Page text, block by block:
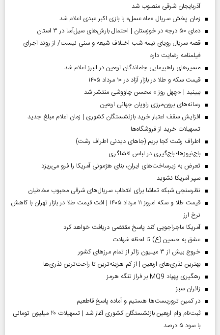
آذربایجان شرقی منصوب شد
زمان پخش سریال «ماه عسل» با بازی اکبر عبدی اعلام شد
دمای ۵۰ درجه در خوزستان | احتمال بارش‌های سیل‌آسا در ۳ استان
قصه سریال رویای نیمه شب اختلاف شیعه و سنی نیست/ از روند اجرای
فیلمنامه رضایت دارم
مسیر‌های راهپیمایی جاماندگان اربعین در البرز اعلام شد
قیمت سکه و طلا در بازار آزاد در ۱۰ مرداد ۱۴۰۵
ببینید | «چهل روز » محسن چاووشی منتشر شد
رسانه‌های برون‌مرزی راویان جهانی اربعین
افزایش سقف اعتبار خرید بازنشستگان کشوری | زمان اعلام مبلغ جدید
تسهیلات خرید از فروشگاه‌ها
اطراف رشت کجا بریم (جاهای دیدنی اطراف رشت)
باج‌نیوزها؛ باج‌گیری در لباس افشاگری
تعرض به زیرساخت‌های ایران، بنای هژمونی آمریکا را فرو می‌ریزد
سپر آمریکا نشوید
نظرسنجی شبکه تماشا برای انتخاب سریال‌های شرقی محبوب مخاطبان
قیمت طلا و سکه امروز ۱۱ مرداد ۱۴۰۵ | افت قیمت طلا در بازار تهران با کاهش
نرخ ارز
آمریکا ماجراجویی کند پاسخ مقتضی دریافت خواهد کرد
عشق به حسین (ع) تا لحظه شهادت
خروج بیش از ۳ میلیون زائر از تمام مرز‌های کشور
بهترین نذری‌های اربعین | از کم هزینه‌ترین تا راحت‌ترین نذری‌ها
رهگیری پهپاد MQ9 بر فراز تنگه هرمز
‌زائران سبز
در کمین تروریست‌ها هستیم و آماده پاسخ قاطعیم
ثبت‌نام وام اربعین بازنشستگان کشوری آغاز شد | تسهیلات ۲۰ میلیون تومانی
با سود ۵ درصد